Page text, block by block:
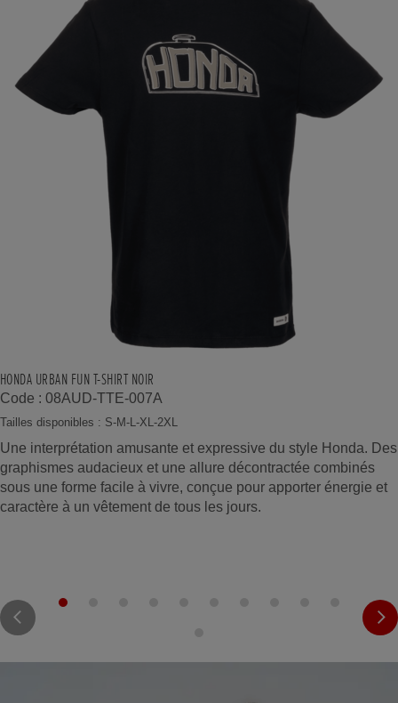
HONDA URBAN FUN T-SHIRT NOIR
Code : 08AUD-TTE-007A
Tailles disponibles : S-M-L-XL-2XL
Une interprétation amusante et expressive du style Honda. Des
graphismes audacieux et une allure décontractée combinés
sous une forme facile à vivre, conçue pour apporter énergie et
caractère à un vêtement de tous les jours.